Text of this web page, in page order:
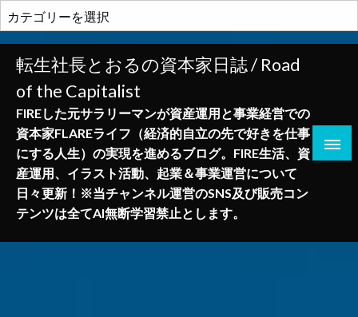
ン
テ
テ
転生社長とおるの資本家日誌 / Road
of the Capitalist
FIREした元サラリーマンが資産運用と事業経営での
資本家FLAREライフ（経済的自立の先で好きを仕事
にする人生）の実現を進めるブログ。FIRE生活、資
産運用、イラスト活動、起業＆事業運営について
日々更新！※当チャンネル運営のSNS及び販売コン
テンツは全てAI無断学習禁止とします。